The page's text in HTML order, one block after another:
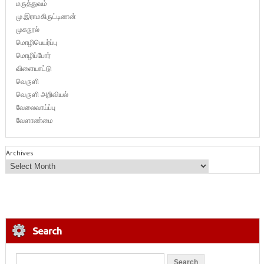
மருத்துவம்
மு.இராமகிருட்டிணன்
முகநூல்
மொழிபெயர்ப்பு
மொழிப்போர்
விளையாட்டு
வெருளி
வெருளி அறிவியல்
வேலைவாய்ப்பு
வேளாண்மை
Archives
Search